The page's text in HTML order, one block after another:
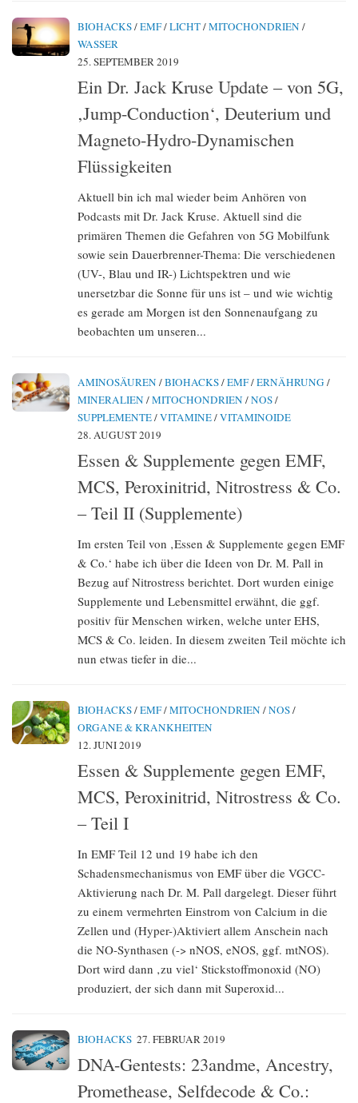
BIOHACKS/EMF/LICHT/MITOCHONDRIEN /
WASSER
25. SEPTEMBER 2019
Ein Dr. Jack Kruse Update – von 5G,
‚Jump-Conduction‘, Deuterium und
Magneto-Hydro-Dynamischen
Flüssigkeiten
Aktuell bin ich mal wieder beim Anhören von
Podcasts mit Dr. Jack Kruse. Aktuell sind die
primären Themen die Gefahren von 5G Mobilfunk
sowie sein Dauerbrenner-Thema: Die verschiedenen
(UV-, Blau und IR-) Lichtspektren und wie
unersetzbar die Sonne für uns ist – und wie wichtig
es gerade am Morgen ist den Sonnenaufgang zu
beobachten um unseren...
AMINOSÄUREN /BIOHACKS/EMF/ERNÄHRUNG /
MINERALIEN /MITOCHONDRIEN /NOS/
SUPPLEMENTE/VITAMINE/VITAMINOIDE
28. AUGUST 2019
Essen & Supplemente gegen EMF,
MCS, Peroxinitrid, Nitrostress & Co.
– Teil II (Supplemente)
Im ersten Teil von ‚Essen & Supplemente gegen EMF
& Co.‘ habe ich über die Ideen von Dr. M. Pall in
Bezug auf Nitrostress berichtet. Dort wurden einige
Supplemente und Lebensmittel erwähnt, die ggf.
positiv für Menschen wirken, welche unter EHS,
MCS & Co. leiden. In diesem zweiten Teil möchte ich
nun etwas tiefer in die...
BIOHACKS/EMF/MITOCHONDRIEN /NOS/
ORGANE & KRANKHEITEN
12. JUNI 2019
Essen & Supplemente gegen EMF,
MCS, Peroxinitrid, Nitrostress & Co.
– Teil I
In EMF Teil 12 und 19 habe ich den
Schadensmechanismus von EMF über die VGCC-
Aktivierung nach Dr. M. Pall dargelegt. Dieser führt
zu einem vermehrten Einstrom von Calcium in die
Zellen und (Hyper-)Aktiviert allem Anschein nach
die NO-Synthasen (-> nNOS, eNOS, ggf. mtNOS).
Dort wird dann ‚zu viel‘ Stickstoffmonoxid (NO)
produziert, der sich dann mit Superoxid...
BIOHACKS 27. FEBRUAR 2019
DNA-Gentests: 23andme, Ancestry,
Promethease, Selfdecode & Co.: